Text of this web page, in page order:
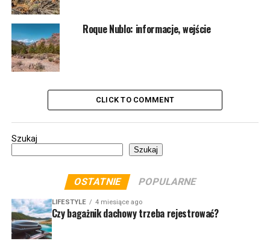
Roque Nublo: informacje, wejście
CLICK TO COMMENT
Szukaj
Szukaj
OSTATNIE POPULARNE
LIFESTYLE 4 miesiące ago
Czy bagażnik dachowy trzeba rejestrować?